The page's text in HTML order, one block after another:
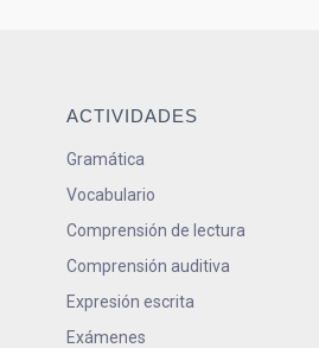
ACTIVIDADES
Gramática
Vocabulario
Comprensión de lectura
Comprensión auditiva
Expresión escrita
Exámenes